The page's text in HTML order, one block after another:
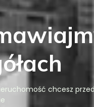
chcesz